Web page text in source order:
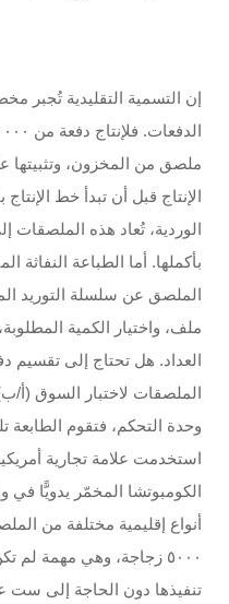
إن التسمية التقليدية تُجبر
ملصق من المخزون، وتثبيتها
الإنتاج قبل أن تبدأ خط الإنتاج
الوردية، تُعاد هذه الملصقات
بأكملها. أما الطباعة
الملصق عن سلسلة التوريد
ملف، واختيار الكمية
العداد. هل تحتاج إلى تقسيم
الملصقات لاختبار السوق (أ/
وحدة التحكم، فتقوم الطابعة
استخدمت علامة تجارية
الكومبوتشا المخمّر يدويًّا في
أنواع إقليمية مختلفة من
٥٠٠٠ زجاجة، وهي مهمة لم
تنفيذها دون الحاجة إلى ست